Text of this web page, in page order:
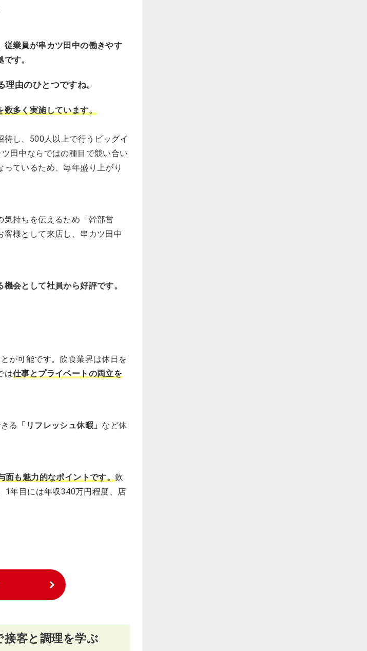
従業員が串カツ田中の働きやす
す。
由のひとつですね。
多く実施しています。
し、500人以上で行うビッグイ
田中ならではの種目で競い合い
ているため、毎年盛り上がり
持ちを伝えるため「幹部営
様として来店し、串カツ田中
会として社員から好評です。
が可能です。飲食業界は休日を
は仕事とプライベートの両立を
る 「リフレッシュ休暇」 など休
面も魅力的なポイントです。飲
1年目には年収340万円程度、店
客と調理を学ぶ